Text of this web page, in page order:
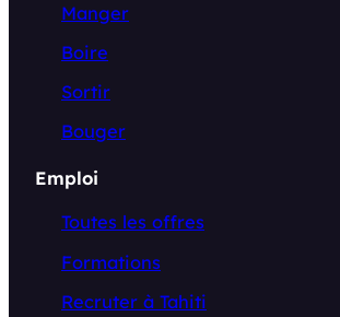
Manger
Boire
Sortir
Bouger
Emploi
Toutes les offres
Formations
Recruter à Tahiti